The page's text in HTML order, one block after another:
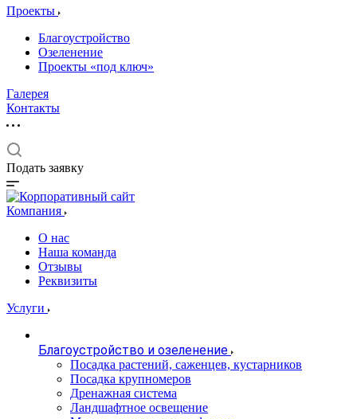
Проекты
Благоустройство
Озеленение
Проекты «под ключ»
Галерея
Контакты
Подать заявку
Компания
О нас
Наша команда
Отзывы
Реквизиты
Услуги
Благоустройство и озеленение
Посадка растений, саженцев, кустарников
Посадка крупномеров
Дренажная система
Ландшафтное освещение